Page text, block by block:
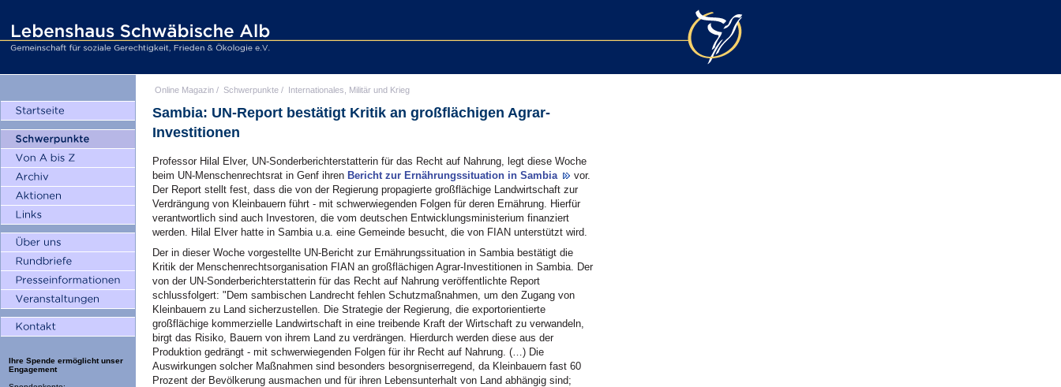
Ihre Spende ermöglicht unser
Engagement
Online Magazin / Schwerpunkte / Internationales, Militär und Krieg
Sambia: UN-Report bestätigt Kritik an großflächigen Agrar-
Investitionen
Professor Hilal Elver, UN-Sonderberichterstatterin für das Recht auf Nahrung, legt diese Woche
beim UN-Menschenrechtsrat in Genf ihren Bericht zur Ernährungssituation in Sambia
vor.
Der Report stellt fest, dass die von der Regierung propagierte großflächige Landwirtschaft zur
Verdrängung von Kleinbauern führt - mit schwerwiegenden Folgen für deren Ernährung. Hierfür
verantwortlich sind auch Investoren, die vom deutschen Entwicklungsministerium finanziert
werden. Hilal Elver hatte in Sambia u.a. eine Gemeinde besucht, die von FIAN unterstützt wird.
Der in dieser Woche vorgestellte UN-Bericht zur Ernährungssituation in Sambia bestätigt die
Kritik der Menschenrechtsorganisation FIAN an großflächigen Agrar-Investitionen in Sambia. Der
von der UN-Sonderberichterstatterin für das Recht auf Nahrung veröffentlichte Report
schlussfolgert: "Dem sambischen Landrecht fehlen Schutzmaßnahmen, um den Zugang von
Kleinbauern zu Land sicherzustellen. Die Strategie der Regierung, die exportorientierte
großflächige kommerzielle Landwirtschaft in eine treibende Kraft der Wirtschaft zu verwandeln,
birgt das Risiko, Bauern von ihrem Land zu verdrängen. Hierdurch werden diese aus der
Produktion gedrängt - mit schwerwiegenden Folgen für ihr Recht auf Nahrung. (…) Die
Auswirkungen solcher Maßnahmen sind besonders besorgniserregend, da Kleinbauern fast 60
Prozent der Bevölkerung ausmachen und für ihren Lebensunterhalt von Land abhängig sind;